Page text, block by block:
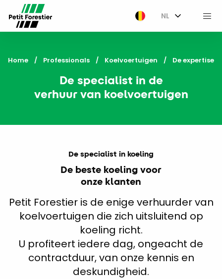
NL
Home Professionals Koelvoertuigen Current:
De expertise
De specialist in de
verhuur van koelvoertuigen
De specialist in koeling
De beste koeling voor
onze klanten
Petit Forestier is de enige verhuurder van
koelvoertuigen die zich uitsluitend op
koeling richt.
U profiteert iedere dag, ongeacht de
contractduur, van onze kennis en
deskundigheid.